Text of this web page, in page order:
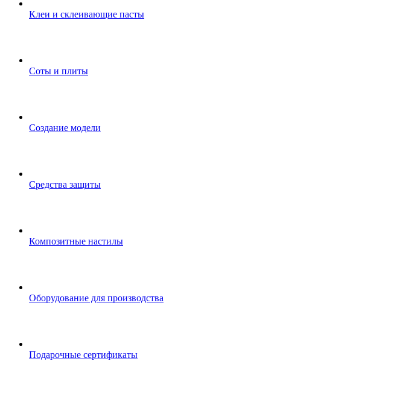
Клеи и склеивающие пасты
Соты и плиты
Создание модели
Средства защиты
Композитные настилы
Оборудование для производства
Подарочные сертификаты